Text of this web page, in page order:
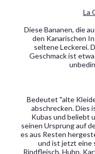
La
Diese Bananen, die
den Kanarischen
seltene Leckerei.
Geschmack ist
Bedeutet "alte
abschrecken. Dies
Kubas und beliebt
seinen Ursprung auf
es aus Resten
und ist jetzt eine
Rindfleisch, Huhn,